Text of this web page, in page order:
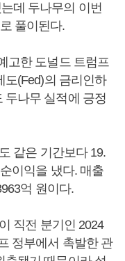
데 두나무의 이번
풀이된다.
고한 도널드 트럼프
도(Fed)의 금리인하
두나무 실적에 긍정
같은 기간보다 19.
이익을 냈다. 매출
억 원이다.
직전 분기인 2024
정부에서 촉발한 관